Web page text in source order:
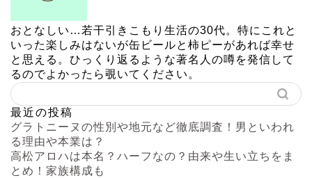
おとなしい…若干引きこもり生活の30代。特にこれと
いった楽しみはないが缶ビールと柿ピーがあれば幸せ
と思える。ひっくり返るような著名人の噂を発信して
るのでよかったら覗いてください。
最近の投稿
グラトニーヌの性別や地元など徹底調査！男といわれ
る理由や本業は？
高松アロハは本名？ハーフなの？由来や生い立ちをま
とめ！家族構成も